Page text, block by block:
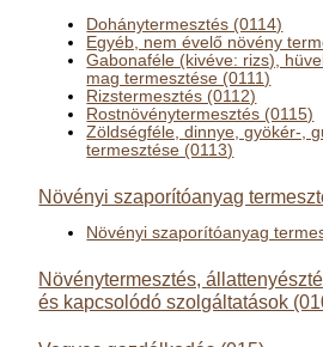
Dohánytermesztés (0114)
Egyéb, nem évelő növény
Gabonaféle (kivéve: rizs),
mag termesztése (0111)
Rizstermesztés (0112)
Rostnövénytermesztés (0115)
Zöldségféle, dinnye, gyökér-,
termesztése (0113)
Növényi szaporítóanyag
Növényi szaporítóanyag
Növénytermesztés,
és kapcsolódó szolgáltatások